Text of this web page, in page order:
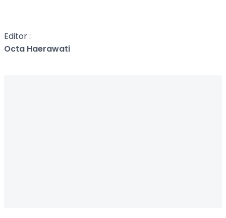
Editor :
Octa Haerawati